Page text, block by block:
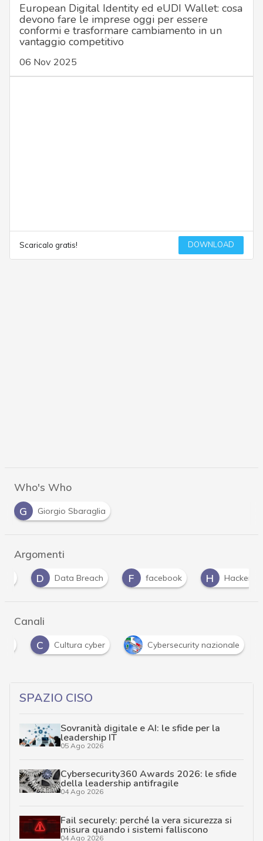
European Digital Identity ed eUDI Wallet: cosa
devono fare le imprese oggi per essere
conformi e trasformare cambiamento in un
vantaggio competitivo
06 Nov 2025
Scaricalo gratis! DOWNLOAD
Who's Who
G
Giorgio Sbaraglia
Argomenti
Data Breach facebook Hacker
Canali
C Cultura cyber Cybersecurity nazionale
SPAZIO CISO
Sovranità digitale e AI: le sfide per la
leadership IT
05 Ago 2026
Cybersecurity360 Awards 2026: le sfide
della leadership antifragile
04 Ago 2026
Fail securely: perché la vera sicurezza si
misura quando i sistemi falliscono
04 Ago 2026